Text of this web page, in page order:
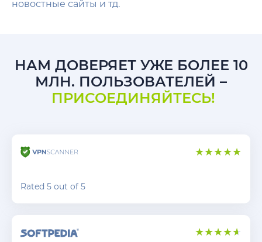
новостные сайты и тд.
НАМ ДОВЕРЯЕТ УЖЕ БОЛЕЕ 10
МЛН. ПОЛЬЗОВАТЕЛЕЙ –
ПРИСОЕДИНЯЙТЕСЬ!
Rated 5 out of 5